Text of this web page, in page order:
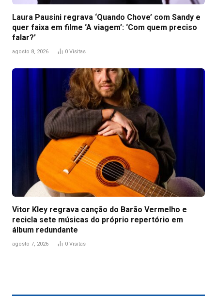
Laura Pausini regrava ‘Quando Chove’ com Sandy e
quer faixa em filme ‘A viagem’: ‘Com quem preciso
falar?’
agosto 8, 2026 0 Visitas
Vitor Kley regrava canção do Barão Vermelho e
recicla sete músicas do próprio repertório em
álbum redundante
agosto 7, 2026 0 Visitas